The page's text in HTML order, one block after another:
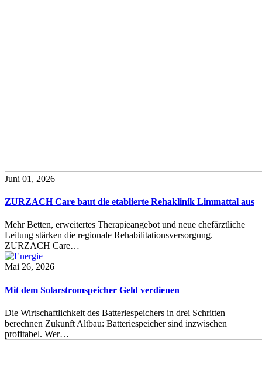
Juni 01, 2026
ZURZACH Care baut die etablierte Rehaklinik Limmattal aus
Mehr Betten, erweitertes Therapieangebot und neue chefärztliche
Leitung stärken die regionale Rehabilitationsversorgung.
ZURZACH Care…
Mai 26, 2026
Mit dem Solarstromspeicher Geld verdienen
Die Wirtschaftlichkeit des Batteriespeichers in drei Schritten
berechnen Zukunft Altbau: Batteriespeicher sind inzwischen
profitabel. Wer…